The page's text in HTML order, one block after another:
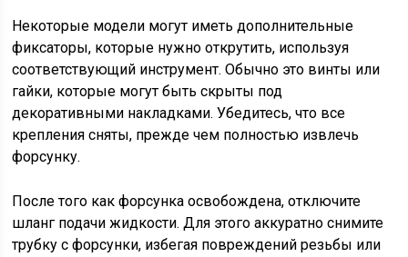
Некоторые модели могут иметь дополнительные
фиксаторы, которые нужно открутить, используя
соответствующий инструмент. Обычно это винты или
гайки, которые могут быть скрыты под
декоративными накладками. Убедитесь, что все
крепления сняты, прежде чем полностью извлечь
форсунку.
После того как форсунка освобождена, отключите
шланг подачи жидкости. Для этого аккуратно снимите
трубку с форсунки, избегая повреждений резьбы или